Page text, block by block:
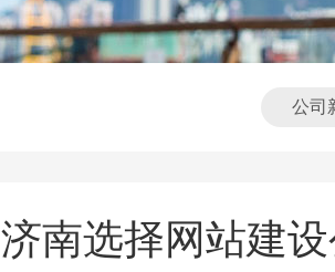
公司
济南选择网站建